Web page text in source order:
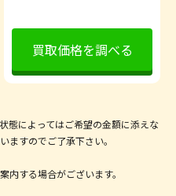
買取価格を調べる
態によってはご希望の金額に添えな
ますのでご了承下さい。
する場合がございます。